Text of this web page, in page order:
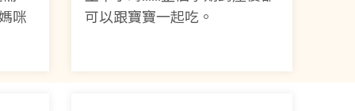
咪
可以跟寶寶一起吃。